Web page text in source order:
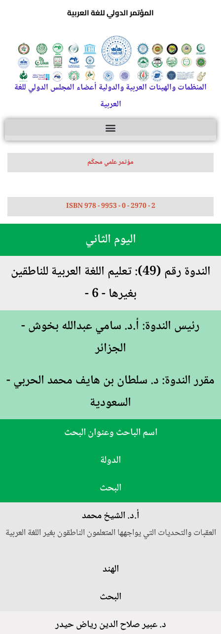
المؤتمر الدولي للغة العربية
المنظمات والهيئات العربية والدولية أعضاء المجلس الدولي للغة
العربية
مؤتمر علمي محكّم
ISBN 978 - 9953 - 0 - 2970 - 2
اليوم الثاني
الندوة رقم (49): تعليم اللغة العربية للناطقين
بغيرها - 6 -
رئيس الندوة: أ.د. سامي عبدالله بخوش -
الجزائر
مقرر الندوة: د. سلطان بن هايف محمد الحربي -
السعودية
اسم الباحث وعنوان البحث
الدولة
البحث
أ.د. الشيخ محمد
العقبات والتحديات التي يواجهها المتعلمون الناطقون بغير اللغة العربية
الهند
البحث
د. عبير صلاح الدين رياض حيدر